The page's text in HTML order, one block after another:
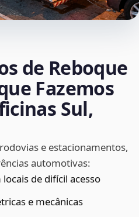
de Reboque
Fazemos
Sul,
e estacionamentos,
automotivas:
de difícil acesso
e mecânicas